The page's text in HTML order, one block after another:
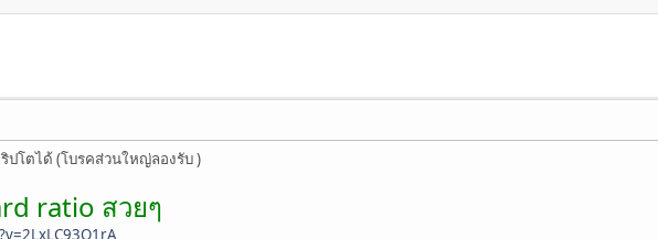
ปโตได้ (โบรคส่วนใหญ่ลองรับ )
ratio สวยๆ